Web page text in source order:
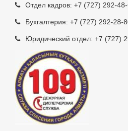
Отдел кадров: +7 (727) 292-
Бухгалтерия: +7 (727) 292-28-
Юридический отдел: +7 (727)